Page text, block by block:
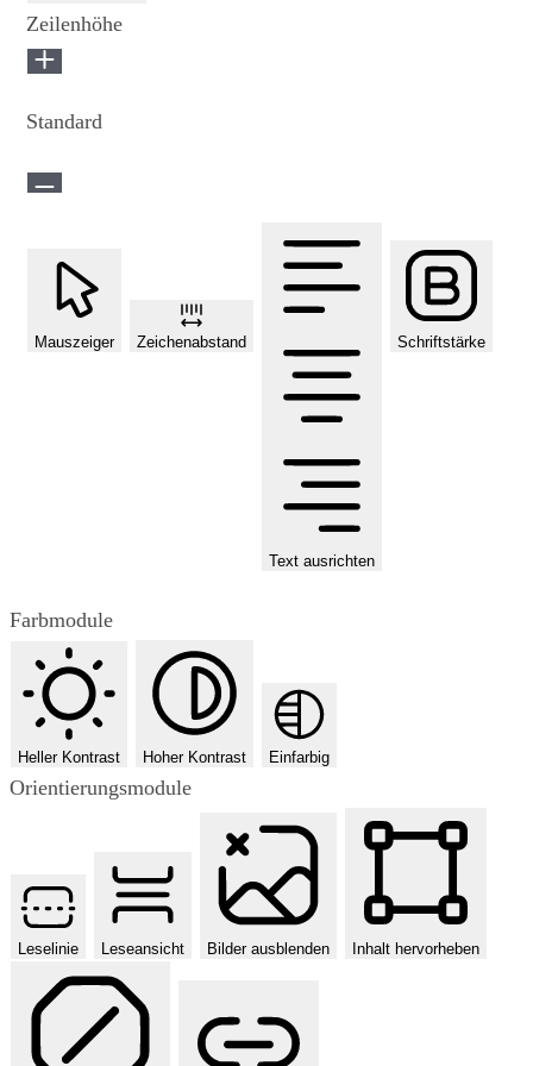
Zeilenhöhe
Standard
Mauszeiger Zeichenabstand
Text ausrichten
Schriftstärke
Farbmodule
Heller Kontrast Hoher Kontrast Einfarbig
Orientierungsmodule
Leselinie Leseansicht Bilder ausblenden Inhalt hervorheben